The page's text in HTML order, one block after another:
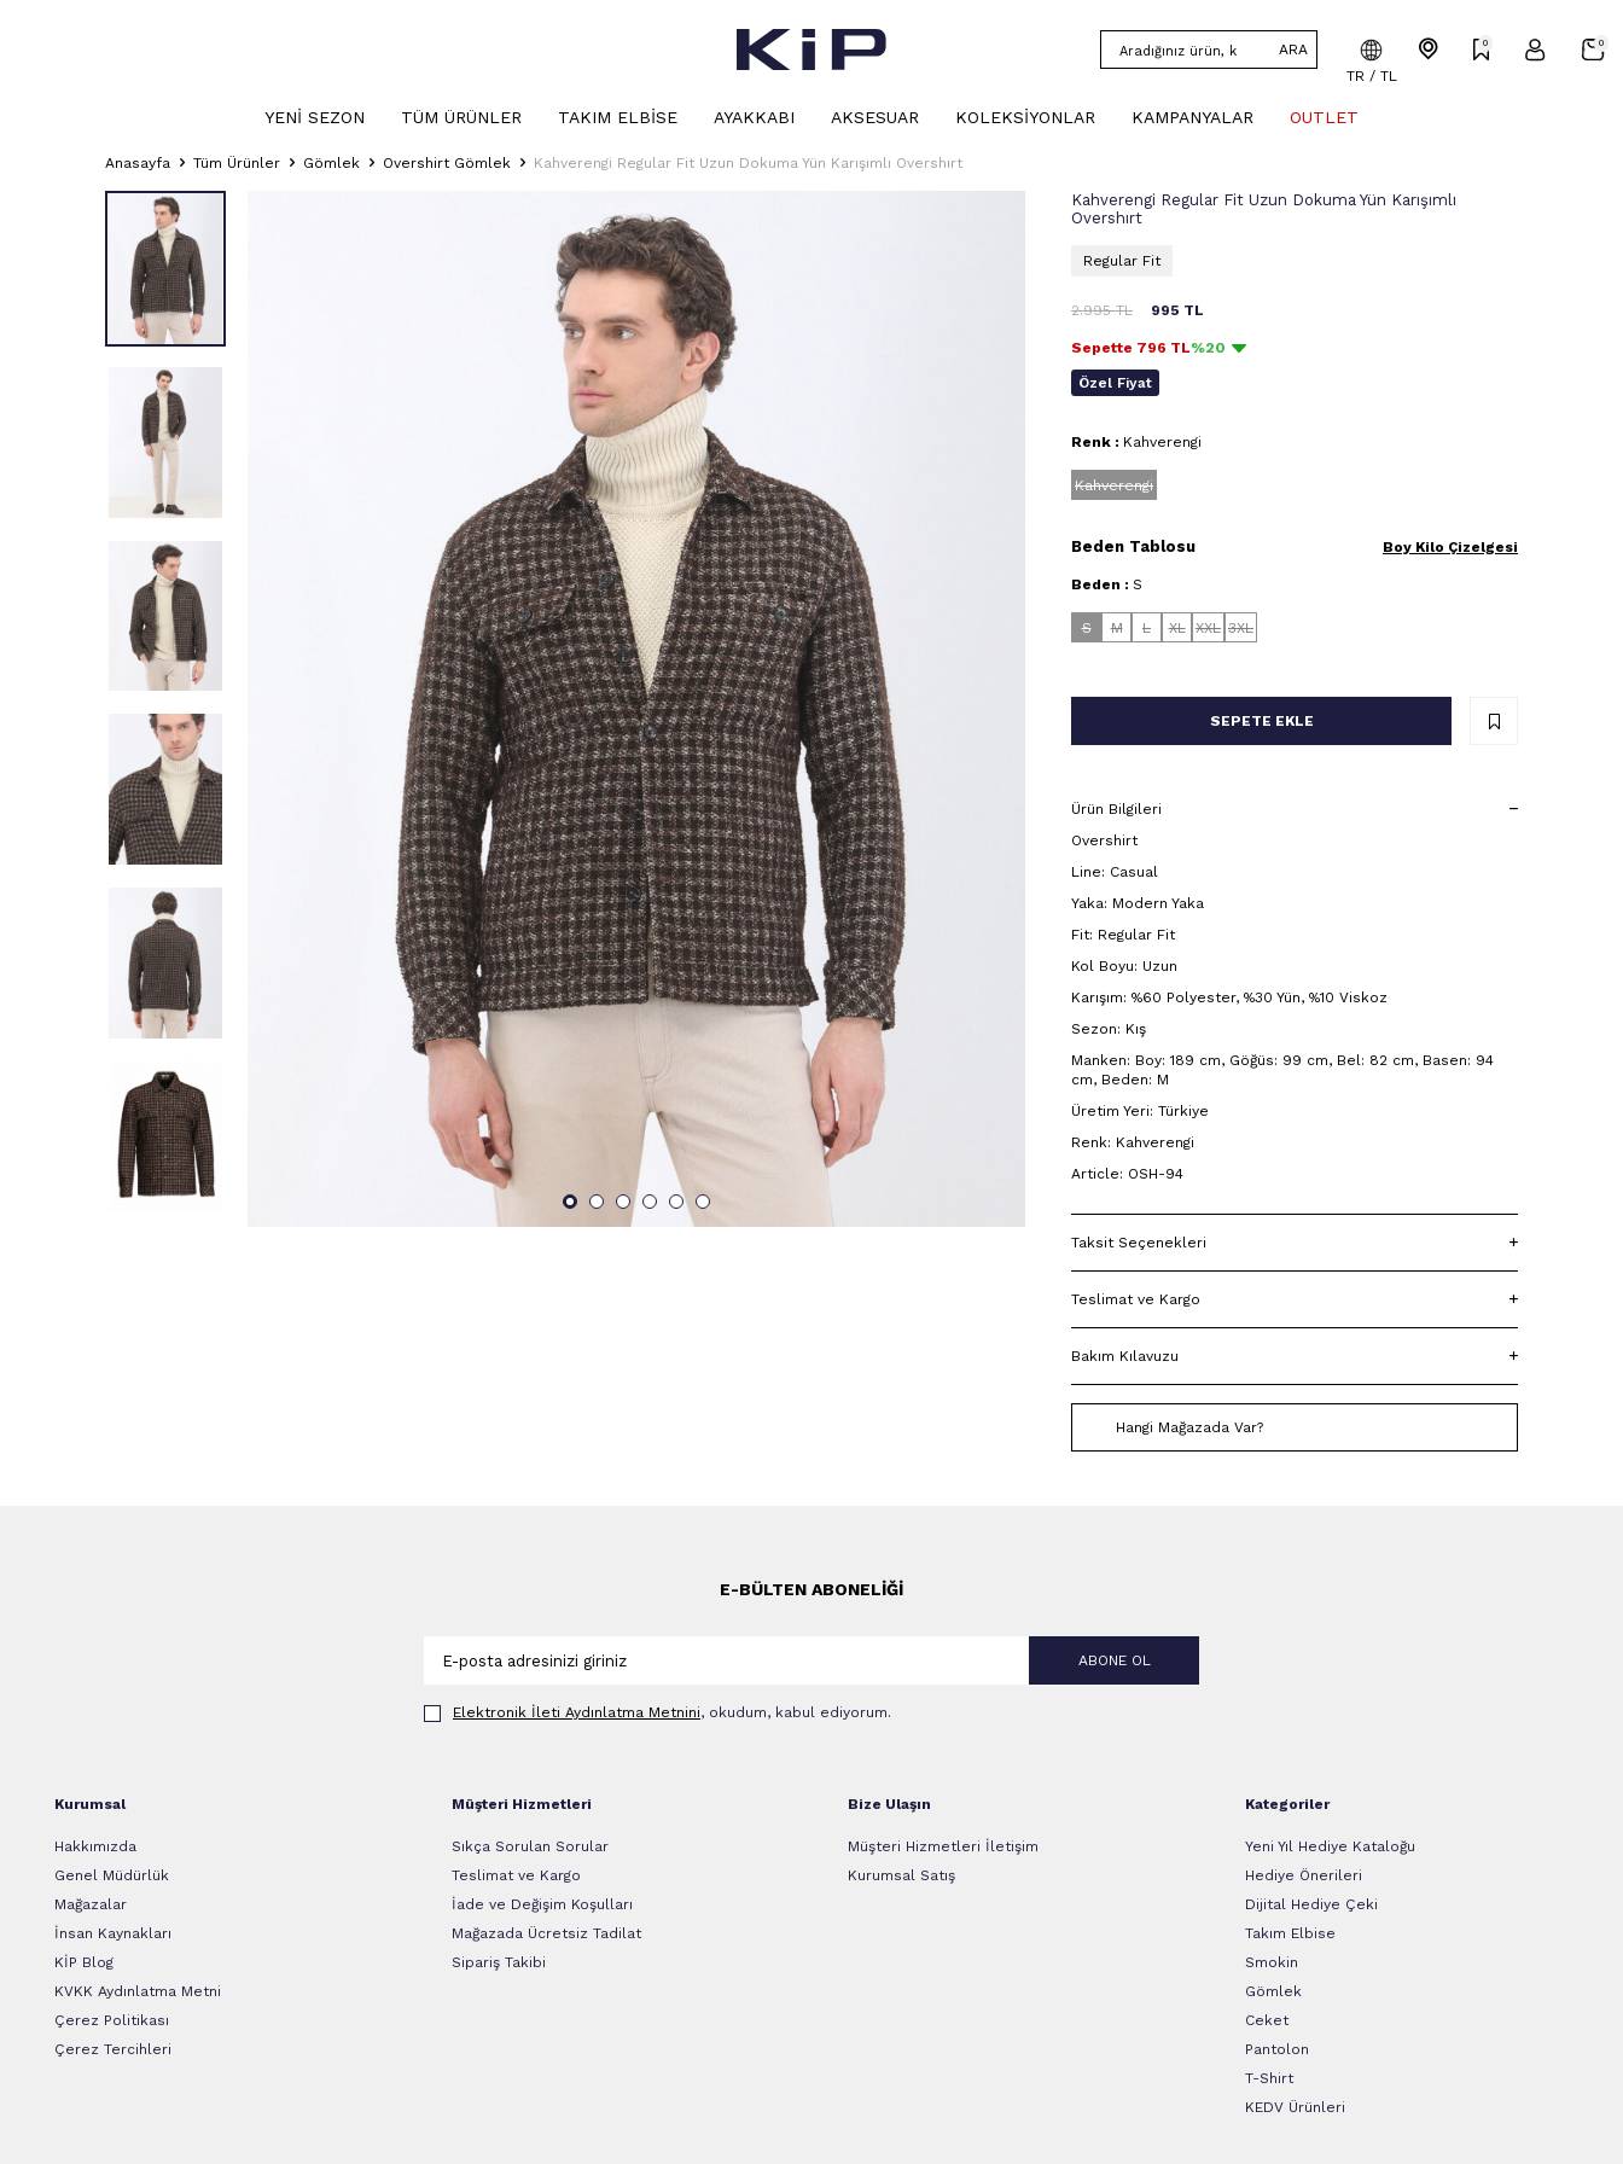
ARA
TR / TL
0 0
YENI SEZON TÜM ÜRÜNLER TAKIM ELBISE AYAKKABI AKSESUAR KOLEKSIYONLAR KAMPANYALAR OUTLET
Anasayfa Tüm Ürünler Gömlek Overshirt Gömlek Kahverengi Regular Fit Uzun Dokuma Yün Karışımlı Overshırt
Kahverengi Regular Fit Uzun Dokuma Yün Karışımlı
Overshırt
Regular Fit
2.995TL 995 TL
Sepette 796 TL%20
Özel Fiyat
Renk : Kahverengi
Kahverengi
Beden Tablosu Boy Kilo Çizelgesi
Beden : S
S M L XL XXL 3XL
SEPETE EKLE
Ürün Bilgileri
Overshirt
Line: Casual
Yaka: Modern Yaka
Fit: Regular Fit
Kol Boyu: Uzun
Karışım: %60 Polyester, %30 Yün, %10 Viskoz
Sezon: Kış
Manken: Boy: 189 cm, Göğüs: 99 cm, Bel: 82 cm, Basen: 94
cm, Beden: M
Üretim Yeri: Türkiye
Renk: Kahverengi
Article: OSH-94
Taksit Seçenekleri
Teslimat ve Kargo
Bakım Kılavuzu
Hangi Mağazada Var?
E-BÜLTEN ABONELIĞI
ABONE OL
Elektronik İleti Aydınlatma Metni‌ni, okudum, kabul ediyorum.
Kurumsal
Hakkımızda
Genel Müdürlük
Mağazalar
İnsan Kaynakları
KİP Blog
KVKK Aydınlatma Metni
Çerez Politikası
Çerez Tercihleri
Müşteri Hizmetleri
Sıkça Sorulan Sorular
Teslimat ve Kargo
İade ve Değişim Koşulları
Mağazada Ücretsiz Tadilat
Sipariş Takibi
Bize Ulaşın
Müşteri Hizmetleri İletişim
Kurumsal Satış
Kategoriler
Yeni Yıl Hediye Kataloğu
Hediye Önerileri
Dijital Hediye Çeki
Takım Elbise
Smokin
Gömlek
Ceket
Pantolon
T-Shirt
KEDV Ürünleri